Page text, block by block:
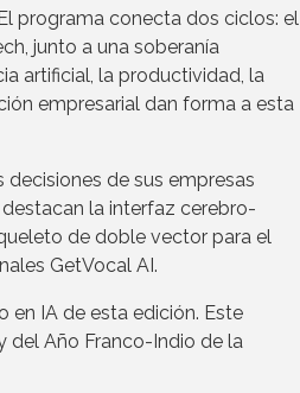
programa conecta dos ciclos: el
junto a una soberanía
artificial, la productividad, la
empresarial dan forma a esta
de sus empresas
la interfaz cerebro-
de doble vector para el
GetVocal AI.
en IA de esta edición. Este
del Año Franco-Indio de la